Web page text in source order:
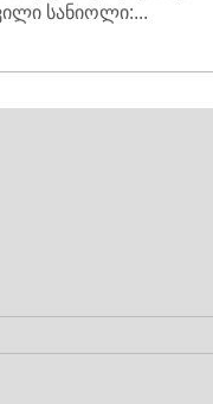
სანიოლი:...